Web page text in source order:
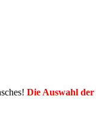
Die Auswahl